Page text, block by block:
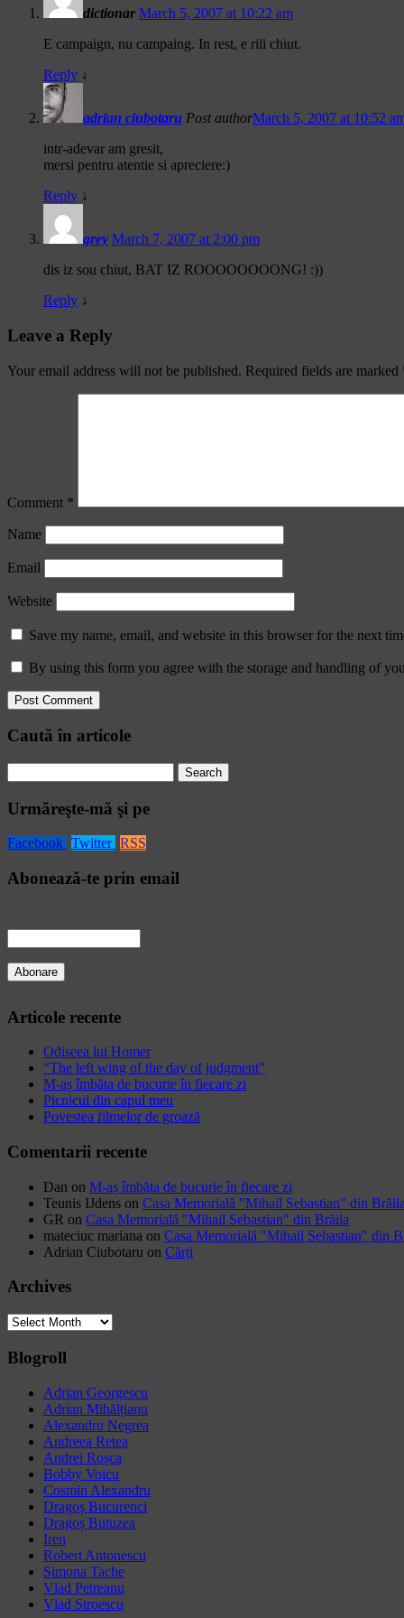
dictionar March 5, 2007 at 10:22 am
E campaign, nu campaing. In rest, e rili chiut.
Reply ↓
adrian ciubotaru Post authorMarch 5, 2007 at 10:52
intr-adevar am gresit,
mersi pentru atentie si apreciere:)
Reply ↓
grey March 7, 2007 at 2:00 pm
dis iz sou chiut, BAT IZ ROOOOOOOONG! :))
Reply ↓
Leave a Reply
Your email address will not be published. Required fields are marked
Comment *
Name
Email
Website
Save my name, email, and website in this browser for the next
By using this form you agree with the storage and handling of
Caută în articole
for:
Urmăreşte-mă şi pe
Facebook Twitter RSS
Abonează-te prin email
Articole recente
Odiseea lui Homer
“The left wing of the day of judgment”
M-aș îmbăta de bucurie în fiecare zi
Picnicul din capul meu
Povestea filmelor de groază
Comentarii recente
Dan on M-aș îmbăta de bucurie în fiecare zi
Teunis IJdens on Casa Memorială "Mihail Sebastian" din
GR on Casa Memorială "Mihail Sebastian" din Brăila
mateciuc mariana on Casa Memorială "Mihail Sebastian" din
Adrian Ciubotaru on Cărți
Archives
Archives
Blogroll
Adrian Georgescu
Adrian Mihălțianu
Alexandru Negrea
Andreea Retea
Andrei Roșca
Bobby Voicu
Cosmin Alexandru
Dragoș Bucurenci
Dragoș Butuzea
Iren
Robert Antonescu
Simona Tache
Vlad Petreanu
Vlad Stroescu